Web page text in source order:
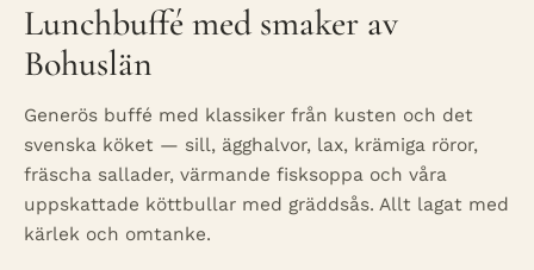
Lunchbuffé med smaker av
Bohuslän
Generös buffé med klassiker från kusten och det
svenska köket — sill, ägghalvor, lax, krämiga röror,
fräscha sallader, värmande fisksoppa och våra
uppskattade köttbullar med gräddsås. Allt lagat med
kärlek och omtanke.